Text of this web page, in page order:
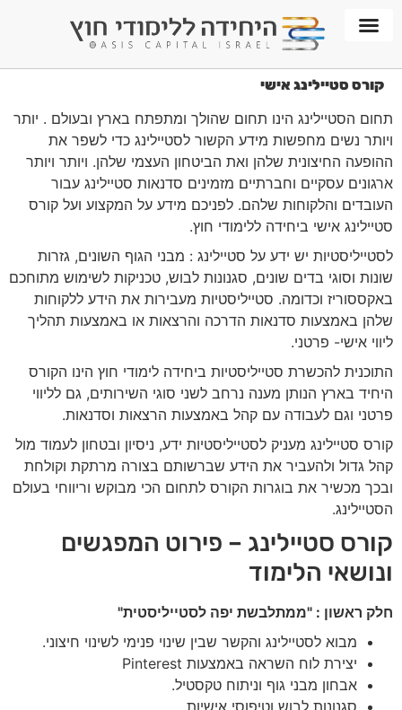
קורס סטיילינג אישי
תחום הסטיילינג הינו תחום שהולך ומתפתח בארץ ובעולם . יותר
ויותר נשים מחפשות מידע הקשור לסטיילינג כדי לשפר את
ההופעה החיצונית שלהן ואת הביטחון העצמי שלהן. ויותר ויותר
ארגונים עסקיים וחברתיים מזמינים סדנאות סטיילינג עבור
העובדים והלקוחות שלהם. לפניכם מידע על המקצוע ועל קורס
סטיילינג אישי ביחידה ללימודי חוץ.
לסטייליסטיות יש ידע על סטיילינג : מבני הגוף השונים, גזרות
שונות וסוגי בדים שונים, סגנונות לבוש, טכניקות לשימוש מתוחכם
באקססוריז וכדומה. סטייליסטיות מעבירות את הידע ללקוחות
שלהן באמצעות סדנאות הדרכה והרצאות או באמצעות תהליך
ליווי אישי- פרטני.
התוכנית להכשרת סטייליסטיות ביחידה לימודי חוץ הינו הקורס
היחיד בארץ הנותן מענה נרחב לשני סוגי השירותים, גם לליווי
פרטני וגם לעבודה עם קהל באמצעות הרצאות וסדנאות.
קורס סטיילינג מעניק לסטייליסטיות ידע, ניסיון ובטחון לעמוד מול
קהל גדול ולהעביר את הידע שברשותם בצורה מרתקת וקולחת
ובכך מכשיר את בוגרות הקורס לתחום הכי מבוקש וריווחי בעולם
הסטיילינג.
קורס סטיילינג – פירוט המפגשים
ונושאי הלימוד
חלק ראשון : "ממתלבשת יפה לסטייליסטית"
מבוא לסטיילינג והקשר שבין שינוי פנימי לשינוי חיצוני.
יצירת לוח השראה באמצעות Pinterest
אבחון מבני גוף וניתוח טקסטיל.
סגנונות לבוש וטיפוסי אישיות.